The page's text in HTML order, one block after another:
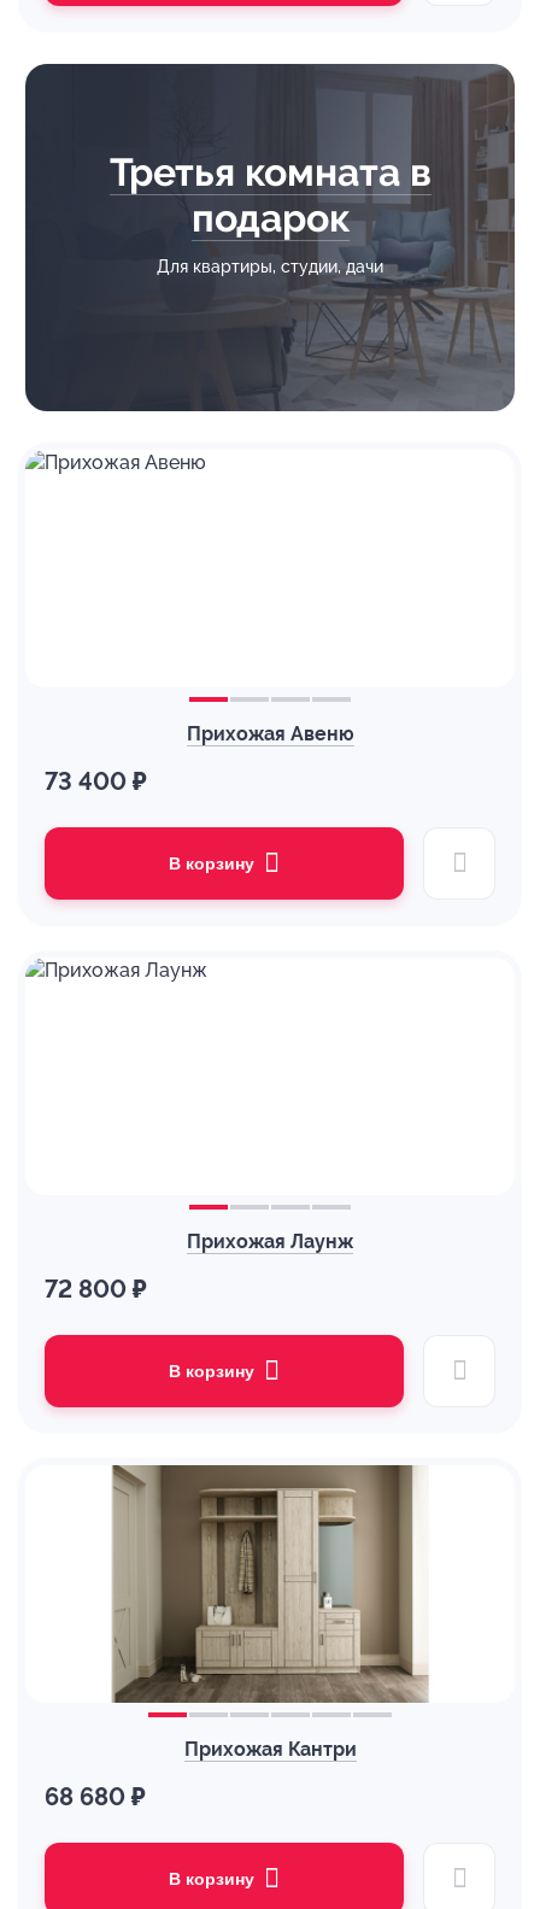
Третья комната в
подарок
Для квартиры, студии, дачи
Прихожая Авеню
73 400 ₽
В корзину
Прихожая Лаунж
72 800 ₽
В корзину
Прихожая Кантри
68 680 ₽
В корзину